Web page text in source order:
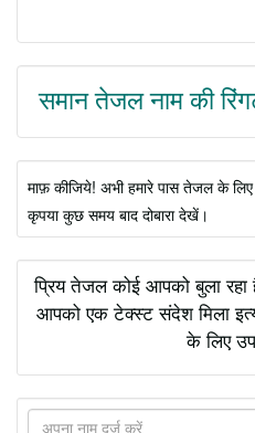
समान तेजल नाम की
माफ़ कीजिये! अभी हमारे पास तेजल के
कृपया कुछ समय बाद दोबारा देखें।
प्रिय तेजल कोई आपको बुला
आपको एक टेक्स्ट संदेश मिला
के लिए